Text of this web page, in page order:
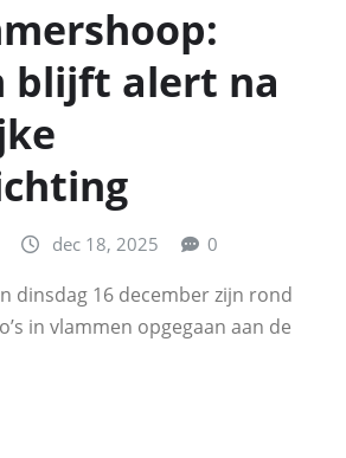
blijft alert na
dec 18, 2025 0
dinsdag 16 december zijn rond
in vlammen opgegaan aan de